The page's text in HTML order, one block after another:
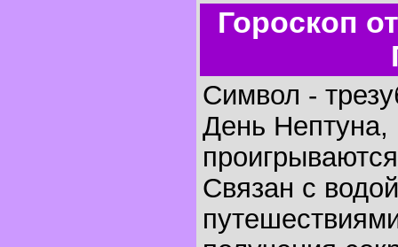
Гороскоп
Символ -
День Нептуна,
Связан с